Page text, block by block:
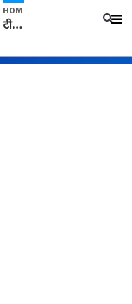
HOME
टीम बीकेई ने एग्रीकल्चर ग्रेड की यूरिया खाद गट्टों में बदलकर टेक्निकल ग्रेड में बेचने वालों पर करवाई कार्रवाई: लखविंदर सिंह औलख